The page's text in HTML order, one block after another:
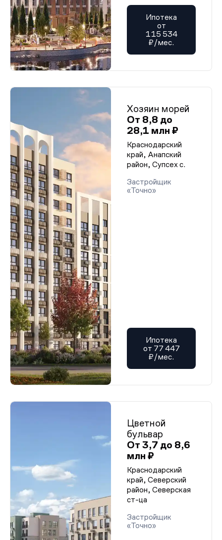
Ипотека
от
115 534
₽/мес.
Хозяин морей
От 8,8 до
28,1 млн ₽
Краснодарский
край, Анапский
район, Супсех с.
Застройщик
«Точно»
Ипотека
от 77 447
₽/мес.
Цветной
бульвар
От 3,7 до 8,6
млн ₽
Краснодарский
край, Северский
район, Северская
ст-ца
Застройщик
«Точно»